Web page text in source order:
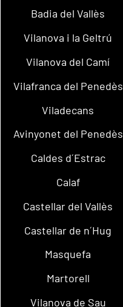
Badia del Vallès
Vilanova i la Geltrú
Vilanova del Camí
Vilafranca del Penedès
Viladecans
Avinyonet del Penedès
Caldes d´Estrac
Calaf
Castellar del Vallès
Castellar de n´Hug
Masquefa
Martorell
Vilanova de Sau